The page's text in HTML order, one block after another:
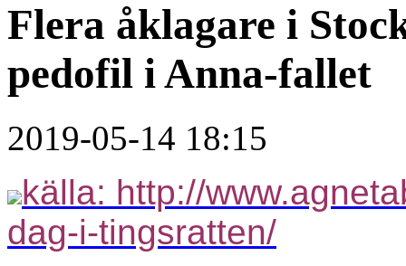
Flera åklagare i
pedofil i Anna-fallet
2019-05-14 18:15
källa: http://
dag-i-tingsratten/